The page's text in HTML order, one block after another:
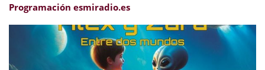
Programación esmiradio.es